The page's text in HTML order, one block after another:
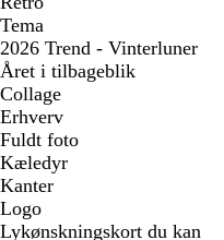
Tema
2026 Trend - Vinterluner
Året i tilbageblik
Collage
Erhverv
Fuldt foto
Kæledyr
Kanter
Logo
Lykønskningskort du kan